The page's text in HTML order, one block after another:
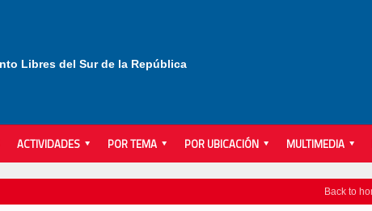
Libres del Sur de la República
ACTIVIDADES POR TEMA POR UBICACIÓN MULTIMEDIA
Back to